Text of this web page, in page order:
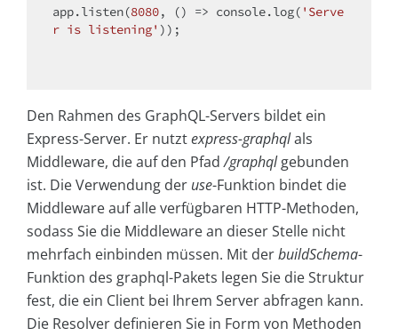
app.listen(8080, () => console.log( 'Serve
r is listening' ));
Den Rahmen des GraphQL-Servers bildet ein
Express-Server. Er nutztexpress-graphqlals
Middleware, die auf den Pfad/graphqlgebunden
ist. Die Verwendung der use-Funktion bindet die
Middleware auf alle verfügbaren HTTP-Methoden,
sodass Sie die Middleware an dieser Stelle nicht
mehrfach einbinden müssen. Mit derbuildSchema-
Funktion des graphql-Pakets legen Sie die Struktur
fest, die ein Client bei Ihrem Server abfragen kann.
Die Resolver definieren Sie in Form von Methoden